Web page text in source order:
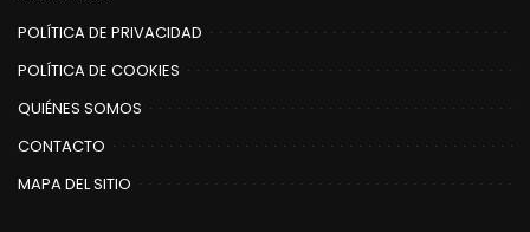
POLÍTICA DE PRIVACIDAD
POLÍTICA DE COOKIES
QUIÉNES SOMOS
CONTACTO
MAPA DEL SITIO